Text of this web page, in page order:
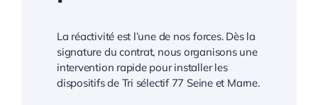
La réactivité est l’une de nos forces. Dès la
signature du contrat, nous organisons une
intervention rapide pour installer les
dispositifs de Tri sélectif 77 Seine et Marne.